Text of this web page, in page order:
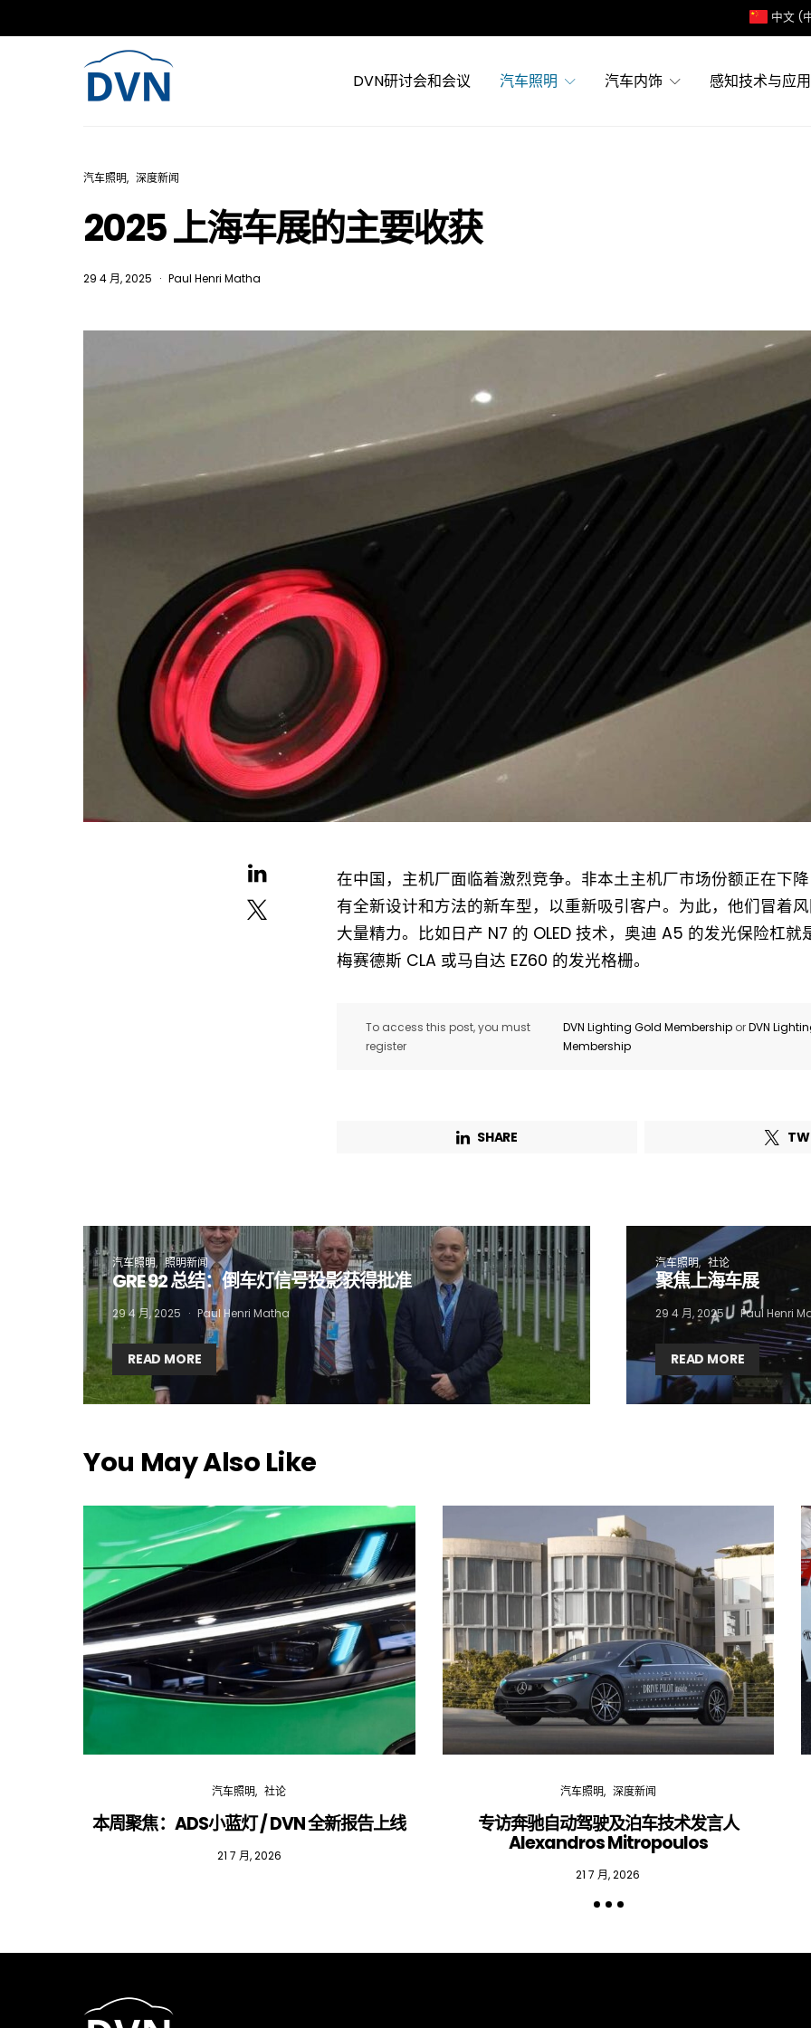
中文 (
DVN研讨会和会议 汽车照明 汽车内饰 感知技术与应用
汽车照明 深度新闻
2025 上海车展的主要收获
29 4 月, 2025 Paul Henri Matha
在中国，主机厂面临着激烈竞争。非本土主机厂市场份额正在下
有全新设计和方法的新车型，以重新吸引客户。为此，他们冒着
大量精力。比如日产 N7 的 OLED 技术，奥迪 A5 的发光保险杠就
梅赛德斯 CLA 或马自达 EZ60 的发光格栅。
To access this post, you must
register
DVN Lighting Gold Membership orDVN
Membership
SHARE
汽车照明 照明新闻
GRE 92 总结：倒车灯信号投影获得批准
29 4 月, 2025 Paul Henri Matha
READ MORE
汽车照明 社论
聚焦上海车展
29 4 月, 2025 Paul Henri
READ MORE
You May Also Like
汽车照明 社论
本周聚焦：ADS小蓝灯 / DVN 全新报告上线
21 7 月, 2026
汽车照明 深度新闻
专访奔驰自动驾驶及泊车技术发言人
Alexandros Mitropoulos
21 7 月, 2026
Not a DVN member?
Receive DVN newsletter headlines for
First name* Last name*
I want to subscribe for free for 3 months to:*
Lighting weekly newsletter
Interior weekly newsletter
bi-monthly Sensing & Applications newsletter
By selecting this box, you agree to our terms of useand consent to the